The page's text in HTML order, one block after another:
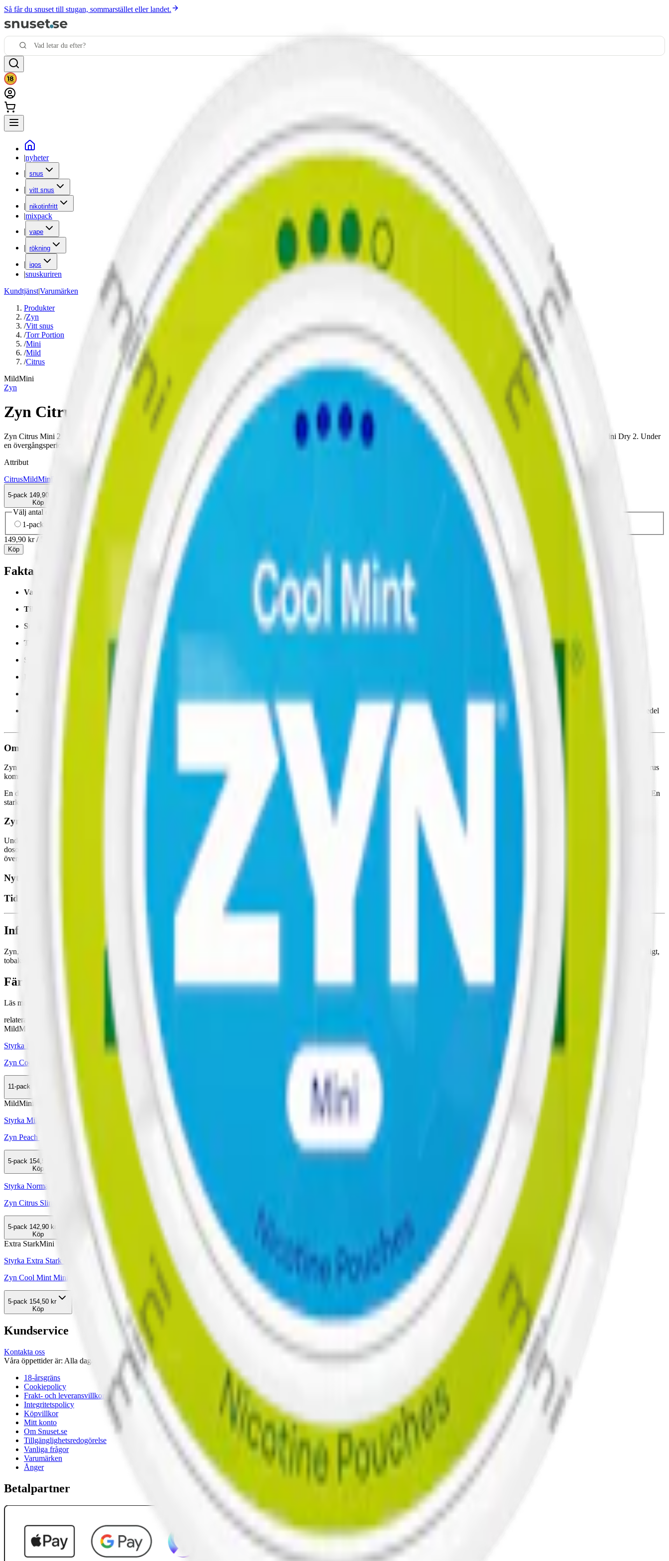
Så får du snuset till stugan, sommarstället eller landet.
|nyheter
| snus
| vitt snus
| nikotinfritt
|mixpack
| vape
| rökning
| iqos
|snuskuriren
Kundtjänst|Varumärken
Produkter
/Zyn
/Vitt snus
/Torr Portion
/Mini
/Mild
/Citrus
MildMini
Zyn
Zyn Citrus Mini 2
Zyn Citrus Mini 2 innehåller 3 mg. nikotin per prilla och kombinerar smaker från citron, apelsin och asiatiskt citrongräs. Ett diskret vitt snus. OBS! Zyn Citrus Mini 2 hette tidigare Zyn Citrus Mini Dry 2. Under
en övergångsperiod kan din beställning innehålla både den gamla och nya designen.
Attribut
CitrusMildMini Vitt snus
5-pack 149,90 kr
Köp
Välj antal dosor
1-pack
34,90 kr/st 149,90 kr 29,98 kr/st 29,49 kr
149,90 kr /
Köp
Fakta om Zyn Citrus Mini 2 Milt Vitt Minisnus
Varumärke:
Zyn
Tillverkare:
Snustyp:
Torrhet:
torr (mini dry)
Styrka
vitt minisnus
fyllnadsmedel (E965, maltitoler; E460, cellulosa; E414, gummi arabicum), sötningsmedel (E950, acesulfam k), stabiliseringsmedel (E463, hydroxipropylcellulosa), surhetsreglerande medel
Om Zyn Citrus Mini 2
Zyn Citrus kombinerar smaker från citron, apelsin och asiatiskt citrongräs. Varje prilla innehåller en mindre mängd nikotin, 3 mg. per prilla, vilket gör denna Zyn till en mild tobaksfri prilla. ust denna Zyn Citrus
kommer i små mini-prillor som ger en längre release av både smak och nikotin.
En dosa innehåller 20 prillor som var och en väger 0,4 g. Totalvikten blir, dosan exkluderad, 8 g. Det totalt nikotininnehållet är 60 mg. Det är knappt en tredjedel av det nikotin som finns i en Zyn Stark Slim. En
starkare variant av
Zyn gör om – byter kostym och namn
Under vecka 18 2025 förnyas både design och produktnamn hos Zyn. Bland annat byter Zyn Deep Freeze till Zyn Menthol Ice
. Peel-off-etiketten som har funnits på Zyns dosor under våren byts nu till nya
dosor. Zyn Citrus Mini Dry 2 byter namn och design på dosan. Nedan till vänster ser du den äldre designen och dosan, till höger den nya. Observera att både äldre och ny design förekomma under en
övergångsperiod.
Nytt namn:
Tidigare namn:
Information om varumärket Zyn
Zyn, en innovativ tobaksfri snusfrån Swedish Match, lanserades 2014 i USA och erbjuder vitt snus i smaker som Violet Licorice, Cool Mint och Bellini. Med styrkor från milda till starka, är
ett mångsidigt,
tobaksfritt alternativ som passar alla snusare.
Färskt vitt snus
Läs mer om hur du förvarar Zyn Citrus Mini 2: "Så förvarar du snuset rätt"
relaterade produkter
MildMini
Styrka Mild · Mini
Zyn Cool Mint Mini 2
11-pack
MildMini
Styrka Mild · Mini
Zyn Peach Mini 2
5-pack 154,50 kr
Köp
Styrka Normal · Slim
Zyn Citrus Slim 3
5-pack 142,90 kr
Köp
Extra StarkMini
Styrka Extra Stark · Mini
Zyn Cool Mint Mini 4
5-pack 154,50 kr
Köp
Kundservice
Kontakta oss
Våra öppettider är: Alla dagar 08:00 - 18:00 Vi svarar vanligtvis inom 24 timmar på vardagar.
18-årsgräns
Cookiepolicy
Frakt- och leveransvillkor
Integritetspolicy
Köpvillkor
Mitt konto
Om Snuset.se
Tillgänglighetsredogörelse
Vanliga frågor
Varumärken
Ånger
Betalpartner